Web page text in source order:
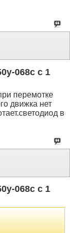
068с с 1
перемотке
движка нет
в
068с с 1